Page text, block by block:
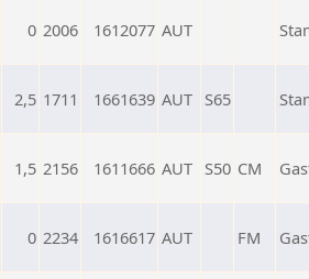
0 2006 1612077 AUT
2,5 1711 1661639 AUT S65
1,5 2156 1611666 AUT S50 CM
0 2234 1616617 AUT FM